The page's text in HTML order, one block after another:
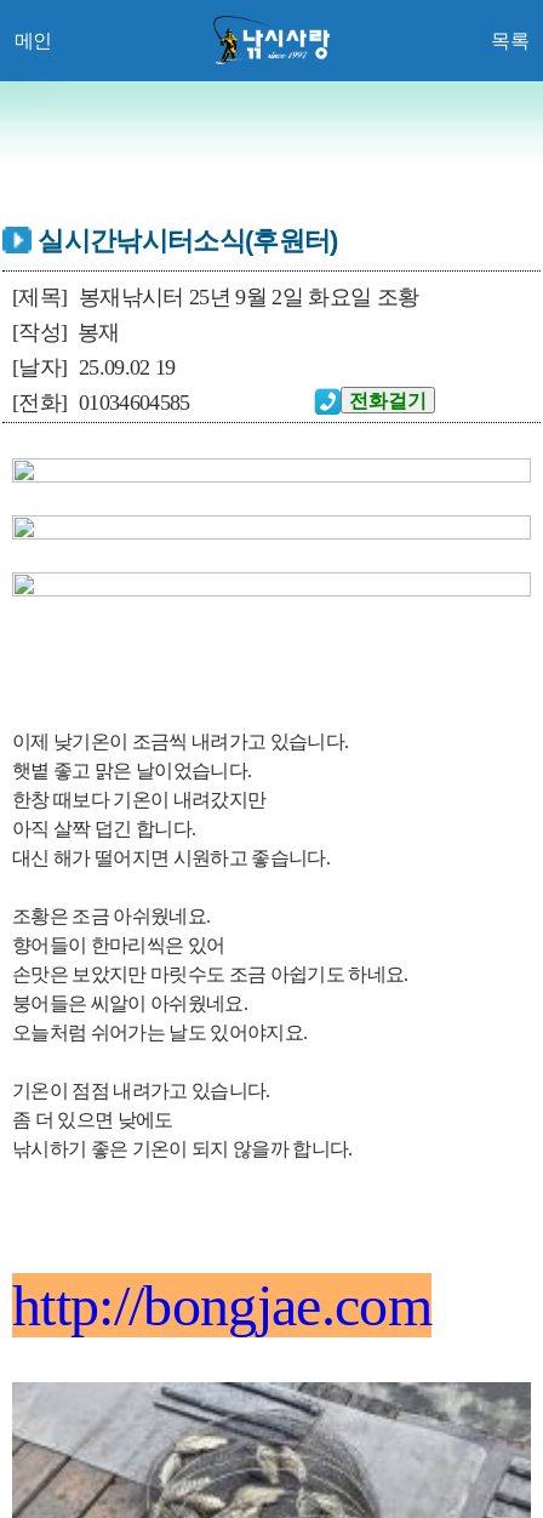
메인 목록
실시간낚시터소식(후원터)
[제목] 봉재낚시터 25년 9월 2일 화요일 조황
[작성] 봉재
[날자] 25.09.02 19
[전화] 01034604585
이제 낮기온이 조금씩 내려가고 있습니다.
햇볕 좋고 맑은 날이었습니다.
한창 때보다 기온이 내려갔지만
아직 살짝 덥긴 합니다.
대신 해가 떨어지면 시원하고 좋습니다.
조황은 조금 아쉬웠네요.
향어들이 한마리씩은 있어
손맛은 보았지만 마릿수도 조금 아쉽기도 하네요.
붕어들은 씨알이 아쉬웠네요.
오늘처럼 쉬어가는 날도 있어야지요.
기온이 점점 내려가고 있습니다.
좀 더 있으면 낮에도
낚시하기 좋은 기온이 되지 않을까 합니다.
http://bongjae.com